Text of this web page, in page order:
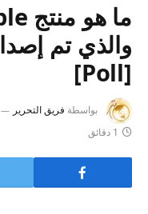
[Poll]
بواسطة فريق التحرير
1 دقائق